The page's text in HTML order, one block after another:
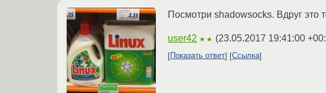
Посмотри shadowsocks. Вдруг это
user42 ★★ (23.05.2017 19:41:00
Показать ответ Ссылка